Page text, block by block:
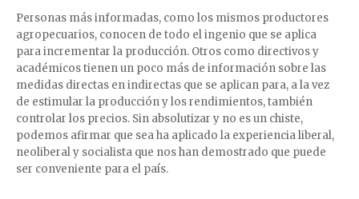
Personas más informadas, como los mismos productores
agropecuarios, conocen de todo el ingenio que se aplica
para incrementar la producción. Otros como directivos y
académicos tienen un poco más de información sobre las
medidas directas en indirectas que se aplican para, a la vez
de estimular la producción y los rendimientos, también
controlar los precios. Sin absolutizar y no es un chiste,
podemos afirmar que sea ha aplicado la experiencia liberal,
neoliberal y socialista que nos han demostrado que puede
ser conveniente para el país.